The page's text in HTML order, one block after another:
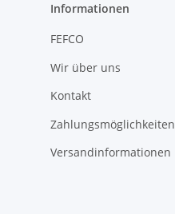
Informationen
FEFCO
Wir über uns
Kontakt
Zahlungsmöglichkeiten
Versandinformationen